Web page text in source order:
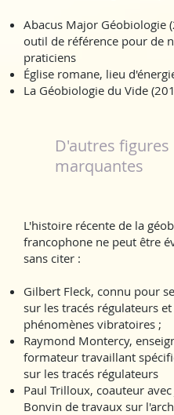
Abacus Major Géobiologie
outil de référence pour de
praticiens
Église romane, lieu
La Géobiologie du Vide
D'autres figures
marquantes
L'histoire récente de la
francophone ne peut être
sans citer :
Gilbert Fleck, connu pour
sur les tracés régulateurs et
phénomènes vibratoires ;
Raymond Montercy,
formateur travaillant
sur les tracés régulateurs
Paul Trilloux, coauteur avec
Bonvin de travaux sur